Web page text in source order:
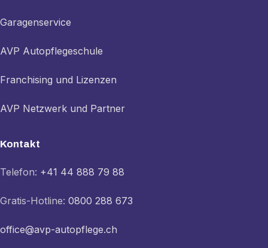
Garagenservice
AVP Autopflegeschule
Franchising und Lizenzen
AVP Netzwerk und Partner
Kontakt
Telefon: +41 44 888 79 88
Gratis-Hotline: 0800 288 673
office@avp-autopflege.ch